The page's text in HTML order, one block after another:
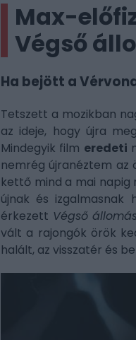
Max-
Végső
Ha bejött a
Tetszett a mozikban
az ideje, hogy újra
Mindegyik film eredeti
nemrég újranéztem az
kettő mind a mai napig
újnak és
érkezett Végső
vált a rajongók örök
halált, az visszatér és